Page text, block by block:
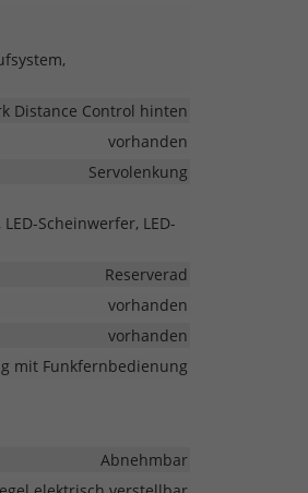
Distance Control hinten
vorhanden
Servolenkung
Scheinwerfer, LED-
Reserverad
vorhanden
vorhanden
mit Funkfernbedienung
Abnehmbar